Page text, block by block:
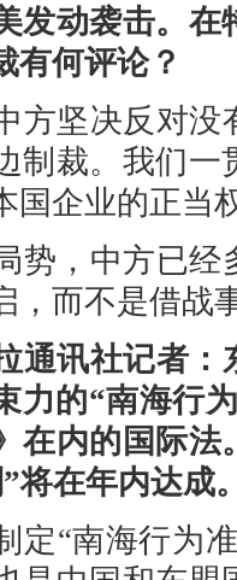
发动袭击。
有何评论？
方坚决反对没
制裁。我们
国企业的正当
势，中方已
，而不是借战
通讯社记者
力的“南海行
在内的国际
将在年内达成
定“南海行为